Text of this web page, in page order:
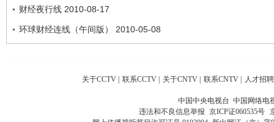
财经夜行线 2010-08-17
环球财经连线（午间版） 2010-05-08
关于CCTV | 联系CCTV | 关于CNTV | 联系CNTV | 人才招聘
中国中央电视台 中国网络电
违法和不良信息举报 京ICP证060535号